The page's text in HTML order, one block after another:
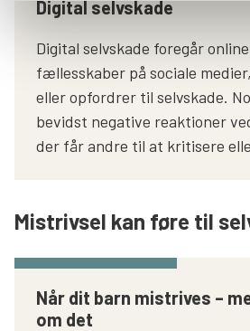
Digital selvskade
Digital selvskade foregår
fællesskaber på sociale
eller opfordrer til selvskade.
bevidst negative reaktioner
der får andre til at kritisere
Mistrivsel kan føre til
Når dit barn mistrives –
om det